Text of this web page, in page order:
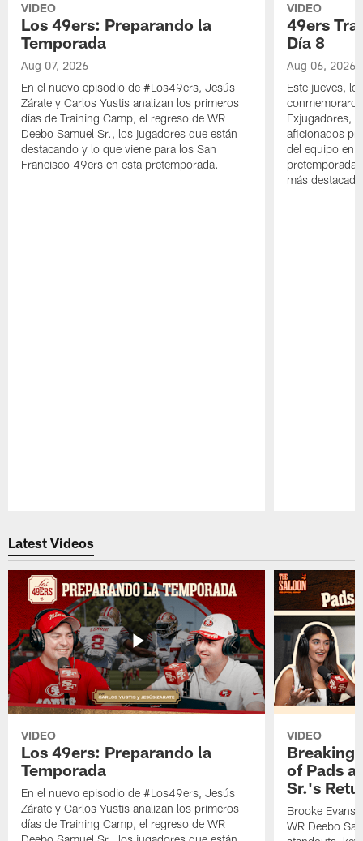
VIDEO
Los 49ers: Preparando la
Temporada
Aug 07, 2026
En el nuevo episodio de #Los49ers, Jesús
Zárate y Carlos Yustis analizan los primeros
días de Training Camp, el regreso de WR
Deebo Samuel Sr., los jugadores que están
destacando y lo que viene para los San
Francisco 49ers en esta pretemporada.
VIDEO
49ers
Día 8
Aug 06, 2026
Este jueves,
Exjugadores,
aficionados
del equipo en
pretemporada
más
Latest Videos
VIDEO
Los 49ers: Preparando la
Temporada
En el nuevo episodio de #Los49ers, Jesús
Zárate y Carlos Yustis analizan los primeros
días de Training Camp, el regreso de WR
VIDEO
Breaking
of Pads
Sr.'s
Brooke Evans
WR Deebo